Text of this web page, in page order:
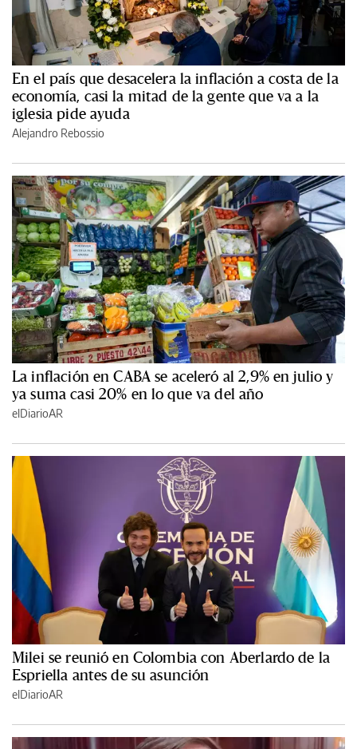
En el país que desacelera la inflación a costa de la
economía, casi la mitad de la gente que va a la
iglesia pide ayuda
Alejandro Rebossio
La inflación en CABA se aceleró al 2,9% en julio y
ya suma casi 20% en lo que va del año
elDiarioAR
Milei se reunió en Colombia con Aberlardo de la
Espriella antes de su asunción
elDiarioAR